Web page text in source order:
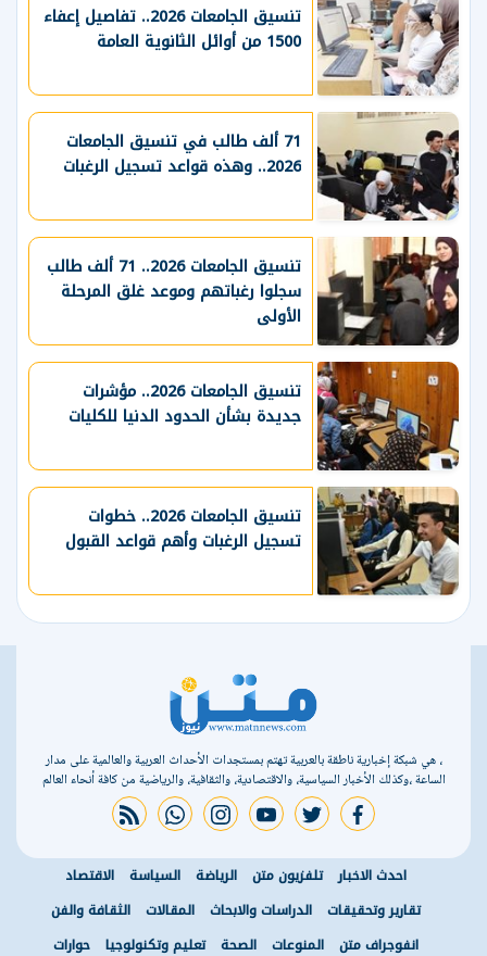
تنسيق الجامعات 2026.. تفاصيل إعفاء
1500 من أوائل الثانوية العامة
71 ألف طالب في تنسيق الجامعات
2026.. وهذه قواعد تسجيل الرغبات
تنسيق الجامعات 2026.. 71 ألف طالب
سجلوا رغباتهم وموعد غلق المرحلة
الأولى
تنسيق الجامعات 2026.. مؤشرات
جديدة بشأن الحدود الدنيا للكليات
تنسيق الجامعات 2026.. خطوات
تسجيل الرغبات وأهم قواعد القبول
، هي شبكة إخبارية ناطقة بالعربية تهتم بمستجدات الأحداث العربية والعالمية على مدار
الساعة ،وكذلك الأخبار السياسية، والاقتصادية، والثقافية، والرياضية من كافة أنحاء العالم
facebook
twitter
youtube
instagram
whatsapp
rss feed
احدث الاخبار تلفزيون متن الرياضة السياسة
الاقتصاد
تقارير وتحقيقات
الدراسات والابحاث المقالات
الثقافة والفن
انفوجراف متن
المنوعات الصحة تعليم وتكنولوجيا حوارات